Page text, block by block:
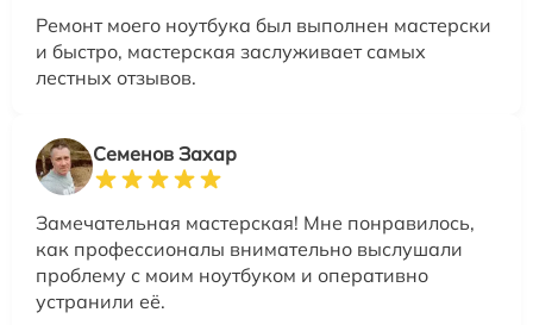
Ремонт моего ноутбука был выполнен мастерски
и быстро, мастерская заслуживает самых
лестных отзывов.
Семенов Захар
Замечательная мастерская! Мне понравилось,
как профессионалы внимательно выслушали
проблему с моим ноутбуком и оперативно
устранили её.